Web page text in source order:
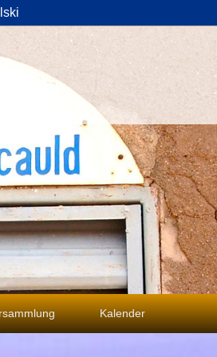
Kalender